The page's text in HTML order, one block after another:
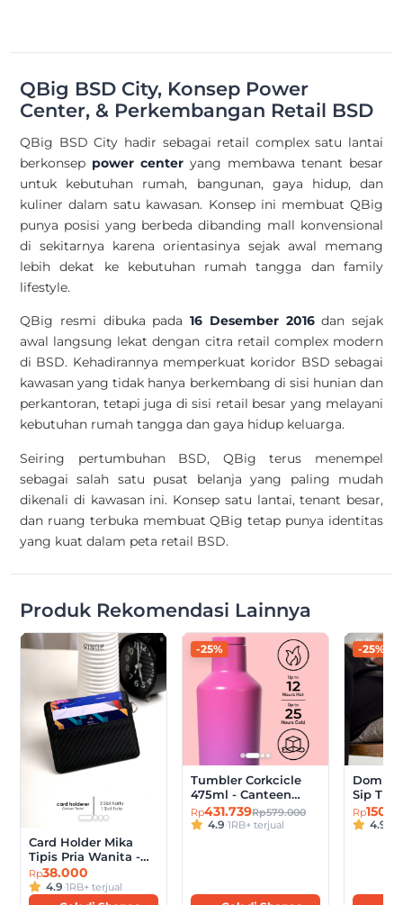
QBig BSD City, Konsep Power
Center, & Perkembangan Retail BSD
QBig BSD City hadir sebagai retail complex satu lantai
berkonsep power center yang membawa tenant besar
untuk kebutuhan rumah, bangunan, gaya hidup, dan
kuliner dalam satu kawasan. Konsep ini membuat QBig
punya posisi yang berbeda dibanding mall konvensional
di sekitarnya karena orientasinya sejak awal memang
lebih dekat ke kebutuhan rumah tangga dan family
lifestyle.
QBig resmi dibuka pada 16 Desember 2016dan sejak
awal langsung lekat dengan citra retail complex modern
di BSD. Kehadirannya memperkuat koridor BSD sebagai
kawasan yang tidak hanya berkembang di sisi hunian dan
perkantoran, tetapi juga di sisi retail besar yang melayani
kebutuhan rumah tangga dan gaya hidup keluarga.
Seiring pertumbuhan BSD, QBig terus menempel
sebagai salah satu pusat belanja yang paling mudah
dikenali di kawasan ini. Konsep satu lantai, tenant besar,
dan ruang terbuka membuat QBig tetap punya identitas
yang kuat dalam peta retail BSD.
Produk Rekomendasi Lainnya
Card Holder Mika
Tipis Pria Wanita -
VINGE Arvid
Rp38.000
4.9·1RB+ terjual
-25%
Tumbler Corkcicle
475ml - Canteen
16oz 475ml Original
Tumbler 3-Layer
Rp431.739Rp579.000
4.9·1RB+ terjual
-25%
Sip
Wall
Rp
4.9